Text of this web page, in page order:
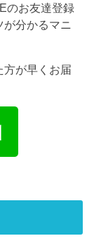
のお友達登録
分かるマニ
方が早くお届